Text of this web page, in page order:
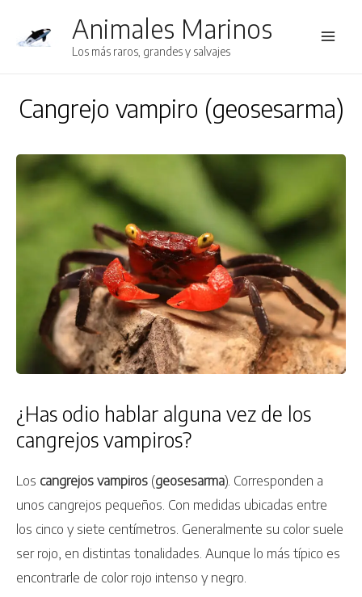
Animales Marinos
Los más raros, grandes y salvajes
Cangrejo vampiro (geosesarma)
¿Has odio hablar alguna vez de los
cangrejos vampiros?
Los cangrejos vampiros (geosesarma). Corresponden a
unos cangrejos pequeños. Con medidas ubicadas entre
los cinco y siete centímetros. Generalmente su color suele
ser rojo, en distintas tonalidades. Aunque lo más típico es
encontrarle de color rojo intenso y negro.